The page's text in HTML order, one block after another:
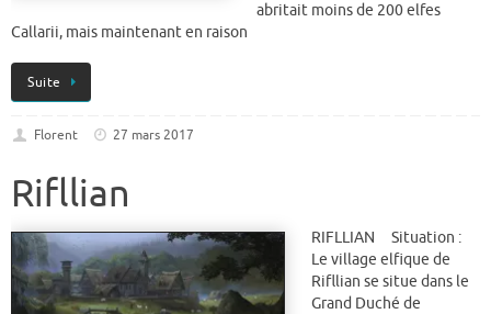
abritait moins de 200 elfes
Callarii, mais maintenant en raison
Suite
Florent 27 mars 2017
Rifllian
RIFLLIAN Situation :
Le village elfique de
Rifllian se situe dans le
Grand Duché de